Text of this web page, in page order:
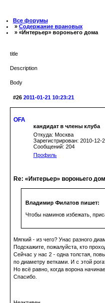
Все форумы
» Содержание врановых
» «Интерьер» вороньего дома
title
Description
Body
#26 2011-01-21 10:23:21
OFA
кандидат в члены клуба
Откуда: Москва
Зарегистрирован: 2010-12-
Сообщений: 204
Профиль
Re: «Интерьер» вороньего
Владимир Филатов пишет:
Чтобы наминов избежать,
Мягкий - из чего? Унас разного
Подскажите, пожалуйста, кто
Сейчас у нас 2 - одна толстая,
по диаметру ветками. И с этой
Но всё равно, когда ворона
Спасибо.